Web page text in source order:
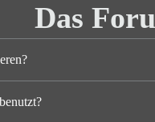
Das